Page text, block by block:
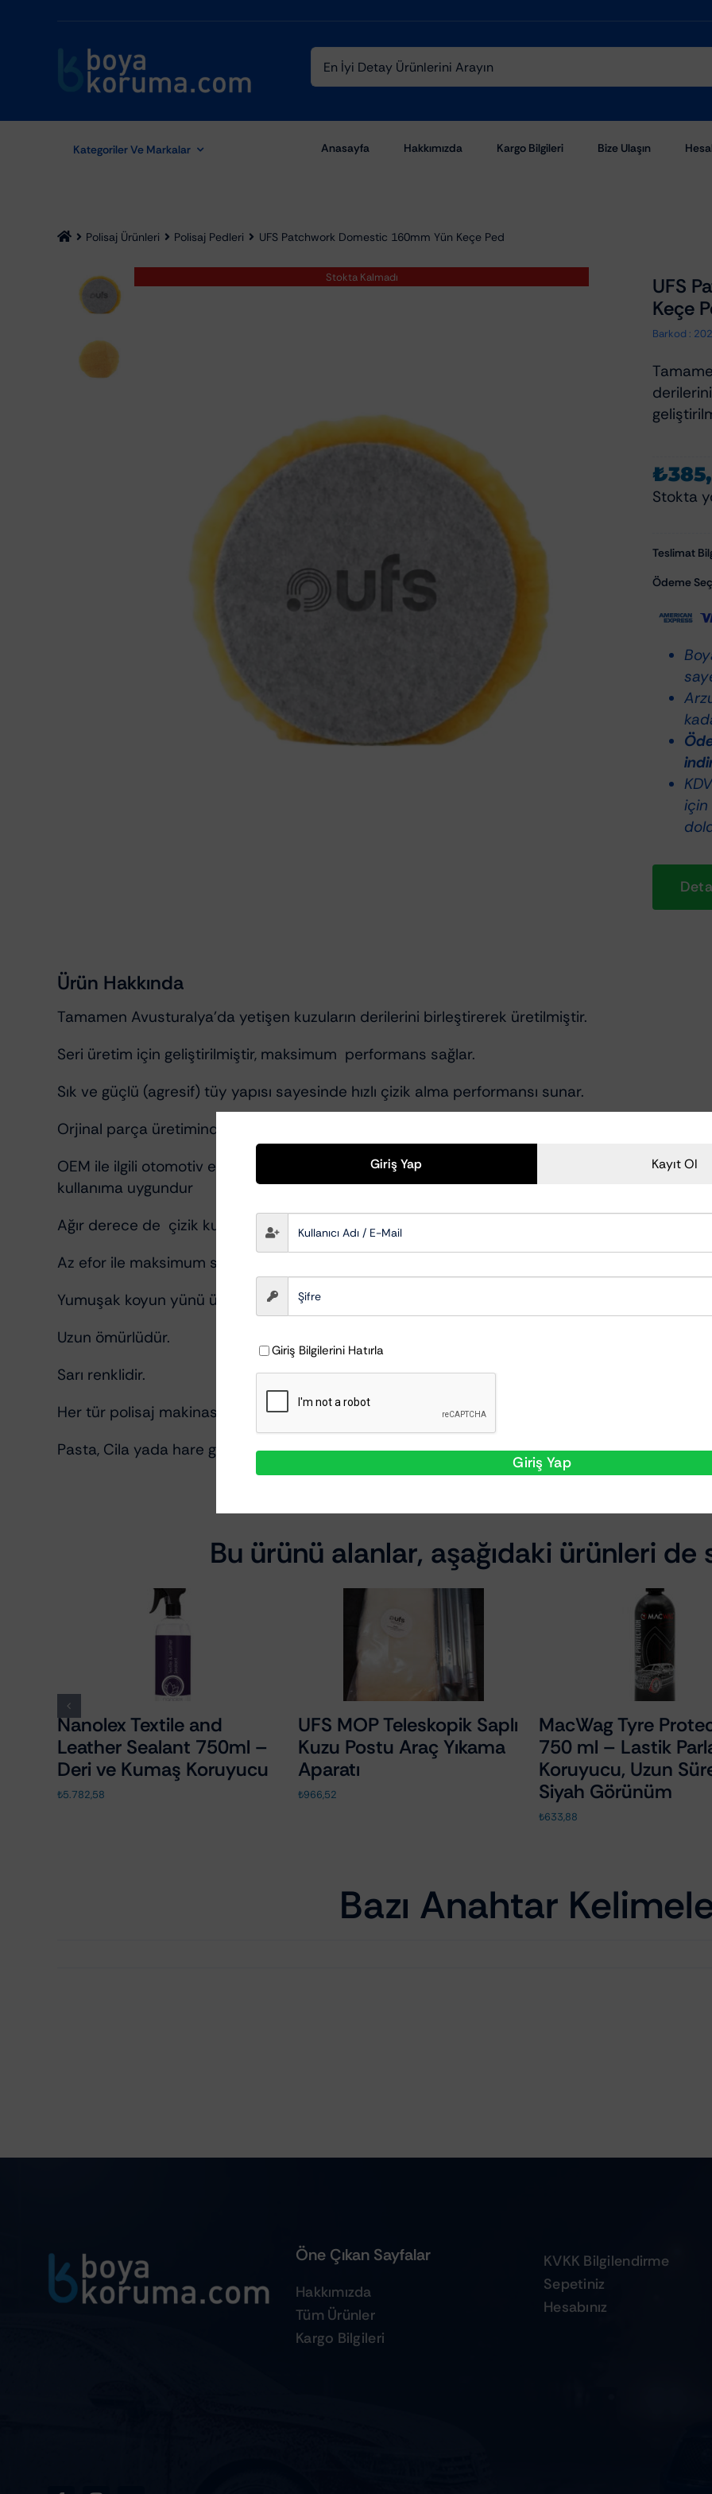
Ara:
Kategoriler Ve Markalar
Detay Fırçaları
El Uygulama Pedleri
Demir Tozu Temizleyiciler
Lastik Temizlik Ve Koruma
Metal Krom Temizlik Ve Bakımı
Yıkama Aksesuarları
Yıkama Şampuanları
Zift Ve Yapışkan Temizleyiciler
Aşındırıcı Pastalar
Nano Koruma Ürünleri
Seramik Koruma Ürünleri
Anasayfa Hakkımızda Kargo Bilgileri Bize Ulaşın
Polisaj Ürünleri Polisaj Pedleri UFS Patchwork Domestic 160mm Yün Keçe Ped
Stokta Kalmadı
UFS
Keçe
Barkod :
₺
Stokta
Teslimat
Ödeme
için
Ürün Hakkında
Tamamen Avusturalya’da yetişen kuzuların derilerini birleştirerek üretilmiştir.
Seri üretim için geliştirilmiştir, maksimum performans sağlar.
Sık ve güçlü (agresif) tüy yapısı sayesinde hızlı çizik alma performansı sunar.
Orjinal parça üretiminde tek adımda polisaj imkanı verir.
OEM ile ilgili otomotiv endüstrilerinde, OEM metal üzeri boyamada, OEM Plastik
kullanıma uygundur
Ağır derece de çizik kusurlarını gidermek için geliştirilmiştir.
Az efor ile maksimum sonuç elde edersiniz.
Yumuşak koyun yünü ürünüdür.
Uzun ömürlüdür.
Sarı renklidir.
Her tür polisaj makinasına uygundur.
Pasta, Cila yada hare gidericinin özelliklerine uygun devirde kullanılır.
Bu ürünü alanlar, aşağıdaki ürünleri de
Nanolex Textile and
Leather Sealant 750ml –
Deri ve Kumaş Koruyucu
5.782,58
UFS MOP Teleskopik Saplı
Kuzu Postu Araç Yıkama
Aparatı
966,52
MacWag Tyre
750 ml – Lastik
Koruyucu, Uzun Süreli
Siyah Görünüm
633,88
Bazı Anahtar
Öne Çıkan Sayfalar
Hakkımızda
Tüm Ürünler
Kargo Bilgileri
KVKK Bilgilendirme
Sepetiniz
Hesabınız
Giriş Yap Kayıt Ol
Giriş Bilgilerini Hatırla
Giriş Yap